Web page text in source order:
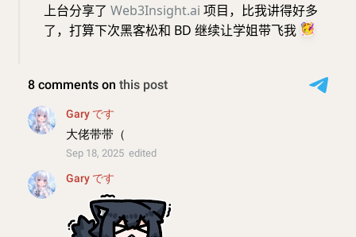
上台分享了 Web3Insight.ai 项目，比我讲得好多
了，打算下次黑客松和 BD 继续让学姐带飞我